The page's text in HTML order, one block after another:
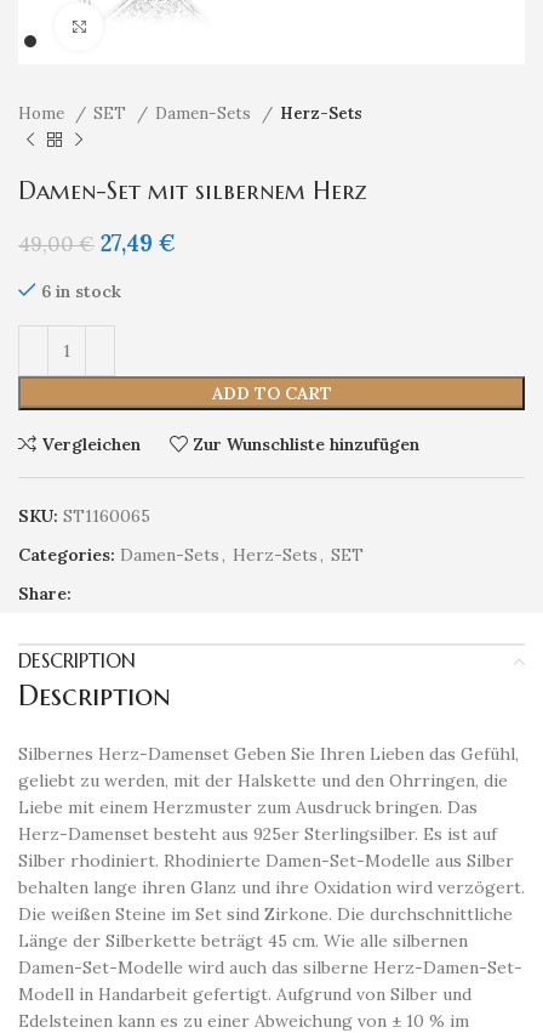
Home SET Damen-Sets Herz-Sets
Damen-Set mit silbernem Herz
49,00€ 27,49 €
6 in stock
ADD TO CART
Vergleichen Zur Wunschliste hinzufügen
SKU: ST1160065
Categories: Damen-Sets, Herz-Sets, SET
Share:
DESCRIPTION
Description
Silbernes Herz-Damenset Geben Sie Ihren Lieben das Gefühl,
geliebt zu werden, mit der Halskette und den Ohrringen, die
Liebe mit einem Herzmuster zum Ausdruck bringen. Das
Herz-Damenset besteht aus 925er Sterlingsilber. Es ist auf
Silber rhodiniert. Rhodinierte Damen-Set-Modelle aus Silber
behalten lange ihren Glanz und ihre Oxidation wird verzögert.
Die weißen Steine ​​im Set sind Zirkone. Die durchschnittliche
Länge der Silberkette beträgt 45 cm. Wie alle silbernen
Damen-Set-Modelle wird auch das silberne Herz-Damen-Set-
Modell in Handarbeit gefertigt. Aufgrund von Silber und
Edelsteinen kann es zu einer Abweichung von ± 10 % im